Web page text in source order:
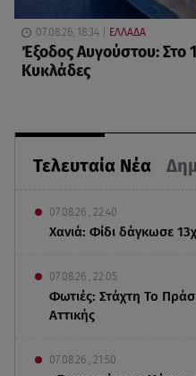
Τελευταία Νέα
07.08.26 , 22:40
Χανιά: Φίδι δάγκωσε
07.08.26 , 22:05
Φωτιές: Στάχτη Το
Αττικής
07.08.26 , 21:50
07.08.26, 18:34 ΕΛΛΑΔΑ
Έξοδος Αυγούστου: Στο
Κυκλάδες